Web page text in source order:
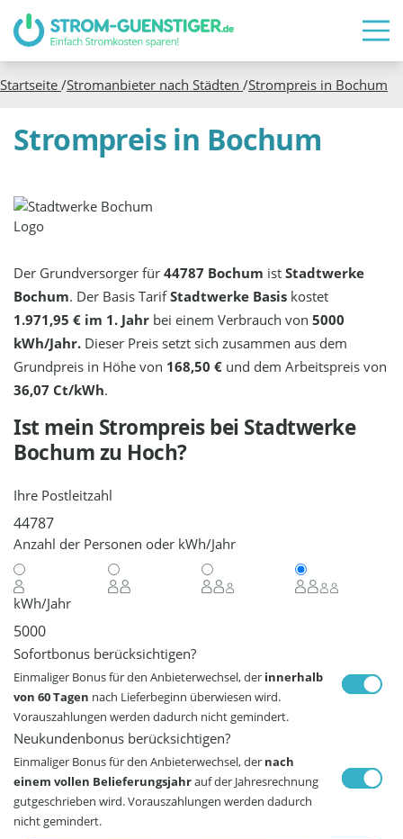
Startseite /Stromanbieter nach Städten /Strompreis in Bochum
Strompreis in Bochum
Der Grundversorger für44787 Bochum istStadtwerke
Bochum. Der Basis TarifStadtwerke Basis kostet
1.971,95 € im 1. Jahr bei einem Verbrauch von5000
kWh/Jahr. Dieser Preis setzt sich zusammen aus dem
Grundpreis in Höhe von 168,50 € und dem Arbeitspreis von
36,07 Ct/kWh.
Ist mein Strompreis bei Stadtwerke
Bochumzu Hoch?
Ihre Postleitzahl
Anzahl der Personen oder kWh/Jahr
kWh/Jahr
Sofortbonus berücksichtigen?
Einmaliger Bonus für den Anbieterwechsel, der innerhalb
von 60 Tagen nach Lieferbeginn überwiesen wird.
Vorauszahlungen werden dadurch nicht gemindert.
Neukundenbonus berücksichtigen?
Einmaliger Bonus für den Anbieterwechsel, der nach
einem vollen Belieferungsjahrauf der Jahresrechnung
gutgeschrieben wird. Vorauszahlungen werden dadurch
nicht gemindert.